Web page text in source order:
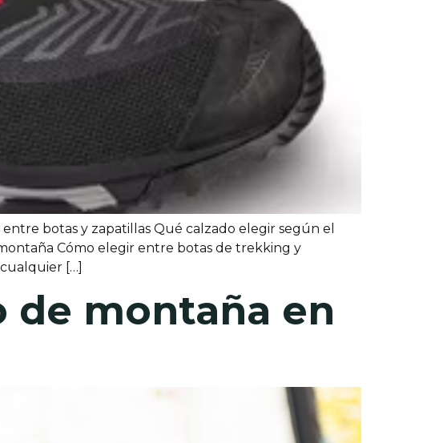
botas y zapatillas Qué calzado elegir según el
Cómo elegir entre botas de trekking y
[…]
montaña en